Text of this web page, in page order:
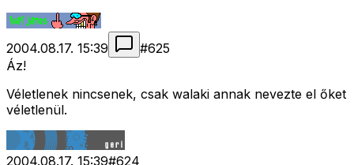
2004.08.17. 15:39 #625
Áz!
Véletlenek nincsenek, csak walaki annak nevezte el őket
véletlenül.
2004.08.17. 15:39#624